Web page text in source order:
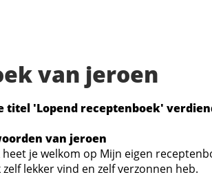
van jeroen
titel 'Lopend receptenboek'
van jeroen
je welkom op Mijn eigen
lekker vind en zelf verzonnen heb.